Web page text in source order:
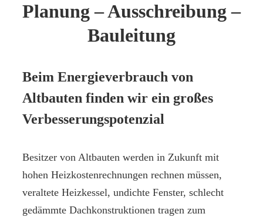
Planung – Ausschreibung –
Bauleitung
Beim Energieverbrauch von
Altbauten finden wir ein großes
Verbesserungspotenzial
Besitzer von Altbauten werden in Zukunft mit
hohen Heizkostenrechnungen rechnen müssen,
veraltete Heizkessel, undichte Fenster, schlecht
gedämmte Dachkonstruktionen tragen zum